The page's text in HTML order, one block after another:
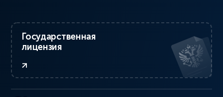
Государственная
лицензия